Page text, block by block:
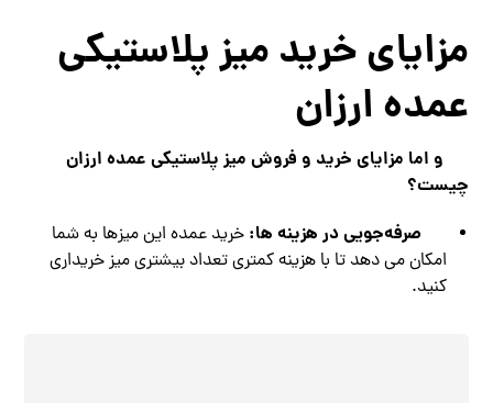
مزایای خرید میز پلاستیکی
عمده ارزان
و اما مزایای خرید و فروش میز پلاستیکی عمده ارزان
چیست؟
صرفه‌جویی در هزینه ها: خرید عمده این میزها به شما
امکان می دهد تا با هزینه کمتری تعداد بیشتری میز خریداری
کنید.